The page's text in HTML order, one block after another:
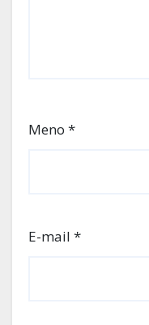
Meno *
E-mail *